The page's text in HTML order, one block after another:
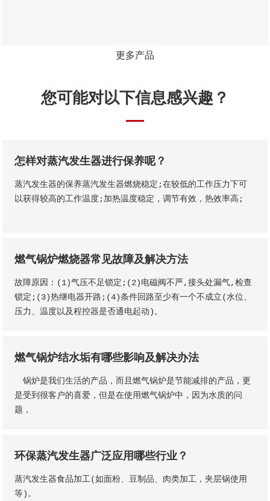
更多产品
您可能对以下信息感兴趣？
怎样对蒸汽发生器进行保养呢？
蒸汽发生器的保养蒸汽发生器燃烧稳定;在较低的工作压力下可
以获得较高的工作温度;加热温度稳定，调节有效，热效率高;
燃气锅炉燃烧器常见故障及解决方法
故障原因：(1)气压不足锁定;(2)电磁阀不严,接头处漏气,检查
锁定;(3)热继电器开路;(4)条件回路至少有一个不成立(水位、
压力、温度以及程控器是否通电起动)。
燃气锅炉结水垢有哪些影响及解决办法
锅炉是我们生活的产品，而且燃气锅炉是节能减排的产品，更
是受到很客户的喜爱，但是在使用燃气锅炉中，因为水质的问
题，
环保蒸汽发生器广泛应用哪些行业？
蒸汽发生器食品加工(如面粉、豆制品、肉类加工，夹层锅使用
等)。